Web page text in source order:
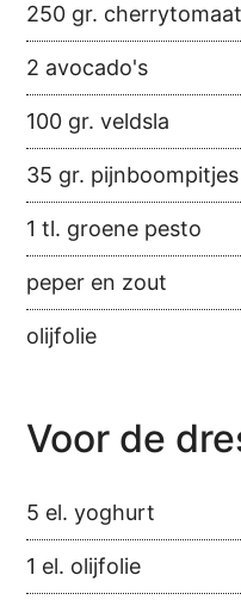
250 gr.
2 avocado's
100 gr. veldsla
35 gr. pijnboompitjes
1 tl. groene pesto
peper en zout
olijfolie
Voor de
5 el. yoghurt
1 el. olijfolie